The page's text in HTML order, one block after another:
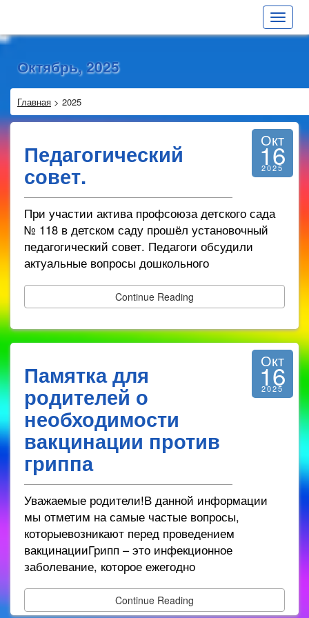
Toggle
Октябрь, 2025
Главная > 2025
Педагогический
совет.
Окт
16
2025
При участии актива профсоюза детского сада
№ 118 в детском саду прошёл установочный
педагогический совет. Педагоги обсудили
актуальные вопросы дошкольного
Continue Reading
Памятка для
родителей о
необходимости
вакцинации против
гриппа
Окт
16
2025
Уважаемые родители!В данной информации
мы отметим на самые частые вопросы,
которыевозникают перед проведением
вакцинацииГрипп – это инфекционное
заболевание, которое ежегодно
Continue Reading